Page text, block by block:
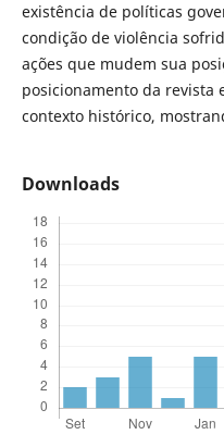
existência de políticas
condição de violência
ações que mudem sua
posicionamento da revista
contexto histórico,
Downloads